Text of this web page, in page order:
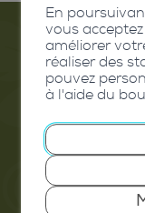
Emploi
Contact
Extranet
Valais
En
vous
améliorer
réaliser des
pouvez
à l'aide du